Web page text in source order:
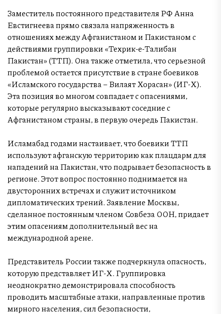
Заместитель постоянного представителя РФ Анна
Евстигнеева прямо связала напряженность в
отношениях между Афганистаном и Пакистаном с
действиями группировки «Техрик-е-Талибан
Пакистан» (ТТП). Она также отметила, что серьезной
проблемой остается присутствие в стране боевиков
«Исламского государства – Вилаят Хорасан» (ИГ-Х).
Эта позиция во многом совпадает с опасениями,
которые регулярно высказывают соседние с
Афганистаном страны, в первую очередь Пакистан.
Исламабад годами настаивает, что боевики ТТП
используют афганскую территорию как плацдарм для
нападений на Пакистан, что подрывает безопасность в
регионе. Этот вопрос постоянно поднимается на
двусторонних встречах и служит источником
дипломатических трений. Заявление Москвы,
сделанное постоянным членом Совбеза ООН, придает
этим опасениям дополнительный вес на
международной арене.
Представитель России также подчеркнула опасность,
которую представляет ИГ-Х. Группировка
неоднократно демонстрировала способность
проводить масштабные атаки, направленные против
мирного населения, сил безопасности,